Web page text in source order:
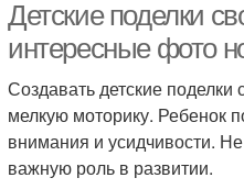
Детские поделки
интересные фото
Создавать детские
мелкую моторику. Ребенок
внимания и усидчивости.
важную роль в развитии.